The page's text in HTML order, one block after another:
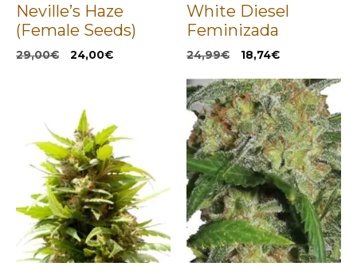
Neville’s Haze
(Female Seeds)
29,00€
El
29,00€.
24,00€El
White Diesel
Feminizada
24,99€
El
original
era:
24,99€.
18,74€El
actual
es:
18,74€.